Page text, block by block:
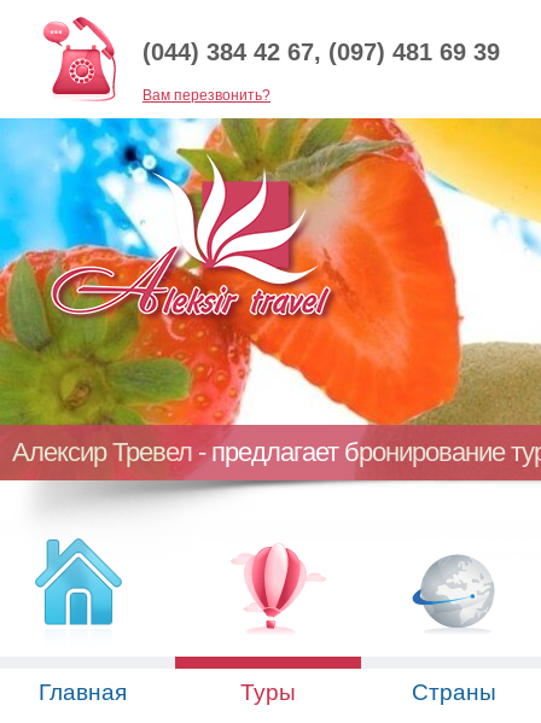
(044) 384 42 67, (097) 481 69 39
Baм перезвонить?
Алексир Тревел - предлагает бронирование
Главная Туры Страны